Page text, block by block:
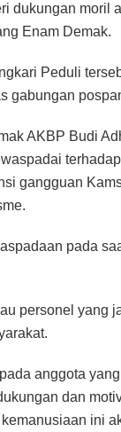
dukungan moril
Enam Demak.
Peduli
gabungan
AKBP Budi
gangguan
pada
personel yang
anggota
dan
ini